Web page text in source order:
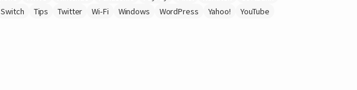
Switch Tips Twitter Wi-Fi Windows WordPress Yahoo! YouTube